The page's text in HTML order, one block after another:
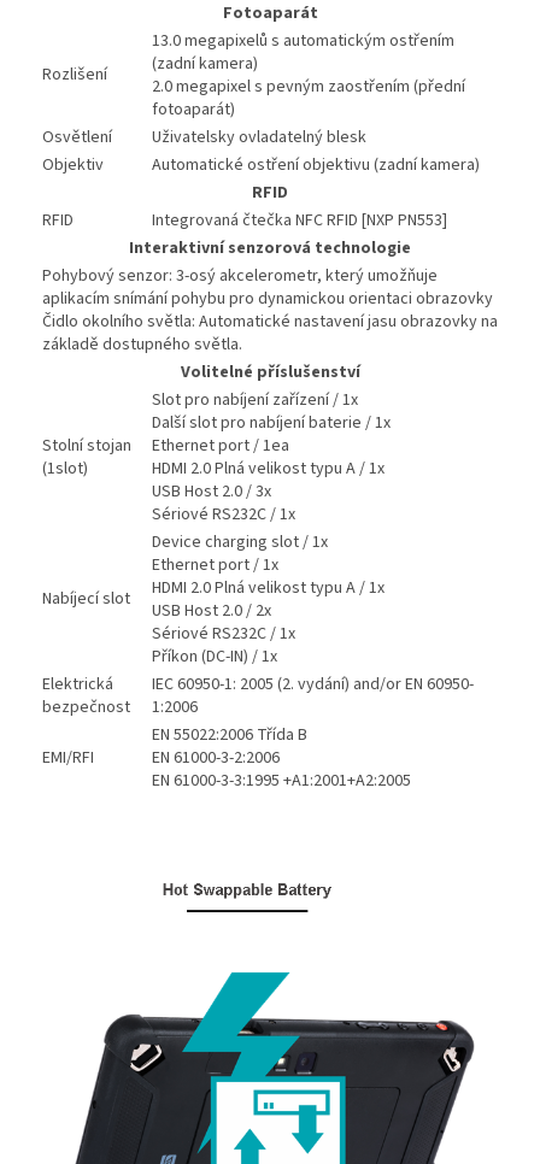
Fotoaparát
Rozlišení
13.0 megapixelů s automatickým ostřením
(zadní kamera)
2.0 megapixel s pevným zaostřením (přední
fotoaparát)
Osvětlení
Uživatelsky ovladatelný blesk
Objektiv
Automatické ostření objektivu (zadní kamera)
RFID
RFID
Integrovaná čtečka NFC RFID [NXP PN553]
Interaktivní senzorová technologie
Pohybový senzor: 3-osý akcelerometr, který umožňuje
aplikacím snímání pohybu pro dynamickou orientaci obrazovky
Čidlo okolního světla: Automatické nastavení jasu obrazovky na
základě dostupného světla.
Volitelné příslušenství
Stolní stojan
(1slot)
Slot pro nabíjení zařízení / 1x
Další slot pro nabíjení baterie / 1x
Ethernet port / 1ea
HDMI 2.0 Plná velikost typu A / 1x
USB Host 2.0 / 3x
Sériové RS232C / 1x
Nabíjecí slot
Device charging slot / 1x
Ethernet port / 1x
HDMI 2.0 Plná velikost typu A / 1x
USB Host 2.0 / 2x
Sériové RS232C / 1x
Příkon (DC-IN) / 1x
Elektrická
bezpečnost
IEC 60950-1: 2005 (2. vydání) and/or EN 60950-
1:2006
EMI/RFI
EN 55022:2006 Třída B
EN 61000-3-2:2006
EN 61000-3-3:1995 +A1:2001+A2:2005